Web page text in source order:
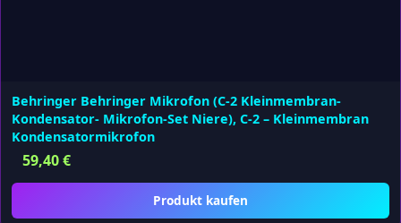
Behringer Behringer Mikrofon (C-2 Kleinmembran-
Kondensator- Mikrofon-Set Niere), C-2 – Kleinmembran
Kondensatormikrofon
59,40€
Produkt kaufen